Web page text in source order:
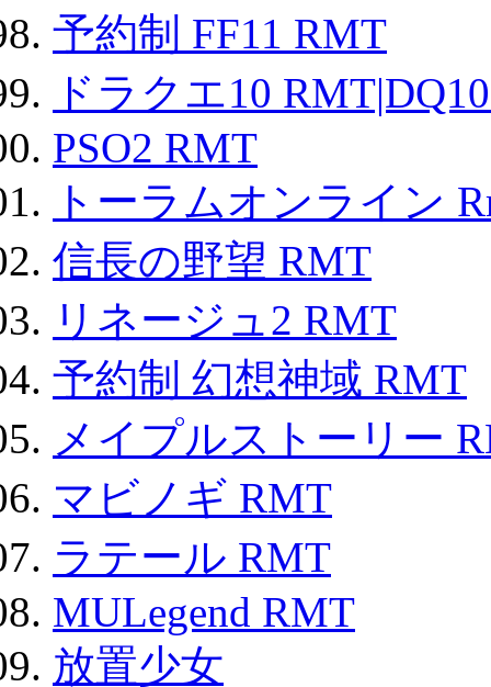
予約制 FF11 RMT
ドラクエ10
PSO2 RMT
トーラムオンライン
信長の野望 RMT
リネージュ2 RMT
予約制 幻想神域 RMT
メイプルストーリー
マビノギ RMT
ラテール RMT
MULegend RMT
放置少女